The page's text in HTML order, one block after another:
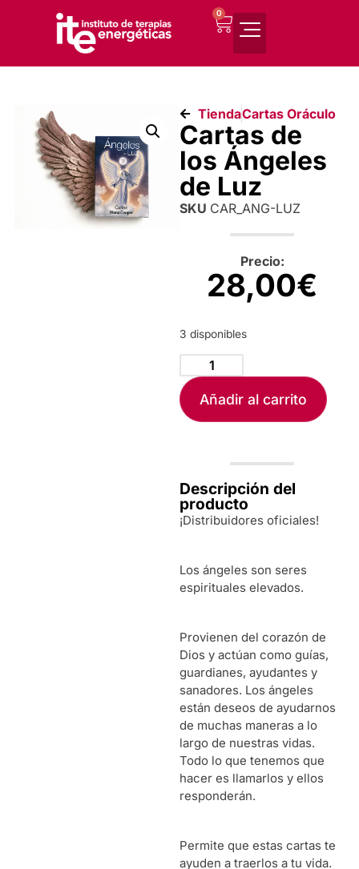
0
TiendaCartas Oráculo
Cartas de
los Ángeles
de Luz
SKU CAR_ANG-LUZ
Precio:
28,00€
3 disponibles
Añadir al carrito
Descripción del
producto
¡Distribuidores oficiales!
Los ángeles son seres
espirituales elevados.
Provienen del corazón de
Dios y actúan como guías,
guardianes, ayudantes y
sanadores. Los ángeles
están deseos de ayudarnos
de muchas maneras a lo
largo de nuestras vidas.
Todo lo que tenemos que
hacer es llamarlos y ellos
responderán.
Permite que estas cartas te
ayuden a traerlos a tu vida.